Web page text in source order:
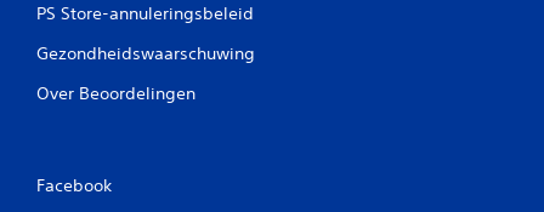
PS Store-annuleringsbeleid
Gezondheidswaarschuwing
Over Beoordelingen
Facebook